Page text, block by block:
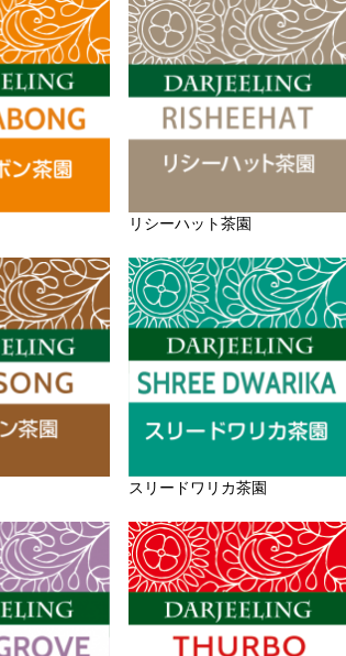
リシーハット茶園
スリードワリカ茶園